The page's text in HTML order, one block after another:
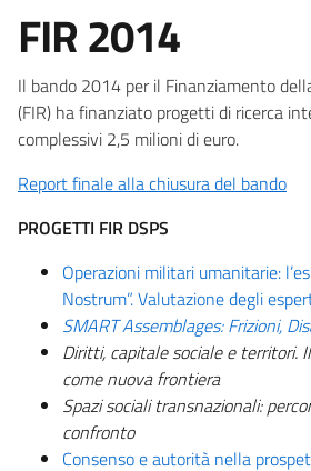
FIR 2014
Il bando 2014 per il Finanziamento
(FIR) ha finanziato progetti di ricerca
complessivi 2,5 milioni di euro.
Report finale alla chiusura del bando
PROGETTI FIR DSPS
Operazioni militari umanitarie:
Nostrum”. Valutazione degli
SMART Assemblages: Frizioni,
Diritti, capitale sociale e territori.
come nuova frontiera
Spazi sociali transnazionali:
confronto
Consenso e autorità nella